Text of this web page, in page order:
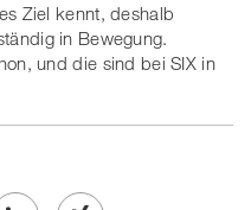
Ziel kennt, deshalb
in Bewegung.
und die sind bei SIX in